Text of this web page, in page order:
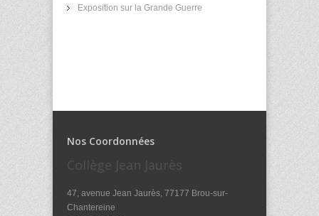
Exposition sur la Grande Guerre
Nos Coordonnées
Collège Jean Jaurès
47, avenue Jean Jaurès, 77177 Brou-sur-
Chantereine